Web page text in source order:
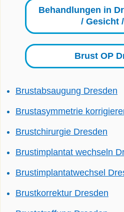
Behandlungen in
/ Gesicht
Brust OP
Brustabsaugung Dresden
Brustasymmetrie
Brustchirurgie Dresden
Brustimplantat wechseln
Brustimplantatwechsel
Brustkorrektur Dresden